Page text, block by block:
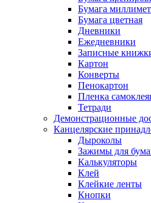
Бумага
Бумага цветная
Дневники
Ежедневники
Записные
Картон
Конверты
Пенокартон
Пленка
Тетради
Демонстрационные
Канцелярские
Дыроколы
Зажимы для
Калькуляторы
Клей
Клейкие ленты
Кнопки